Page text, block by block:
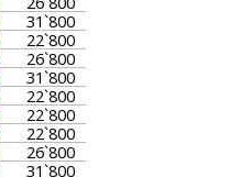
31`800
22`800
26`800
31`800
22`800
22`800
22`800
26`800
31`800